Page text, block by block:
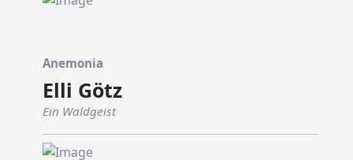
Anemonia
Elli Götz
Ein Waldgeist